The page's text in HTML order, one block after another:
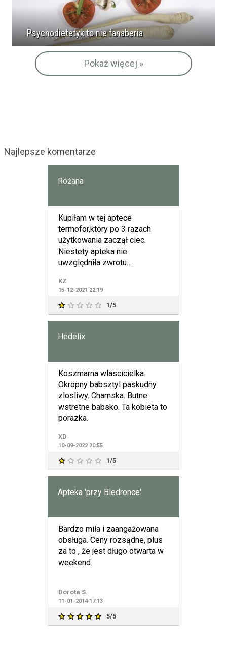
Psychodietetyk to nie fanaberia
Pokaż więcej »
Najlepsze komentarze
Różana
Kupiłam w tej aptece
termofor,który po 3 razach
użytkowania zaczął ciec.
Niestety apteka nie
uwzględniła zwrotu
towaru,a przecież to na
KZ
15-12-2021 22:19
1/5
Hedelix
Koszmarna wlascicielka.
Okropny babsztyl paskudny
zlosliwy. Chamska. Butne
wstretne babsko. Ta kobieta to
porazka.
XD
10-09-2022 20:55
1/5
Apteka 'przy Biedronce'
Bardzo miła i zaangażowana
obsługa. Ceny rozsądne, plus
za to , że jest długo otwarta w
weekend.
Dorota S.
11-01-2014 17:13
5/5